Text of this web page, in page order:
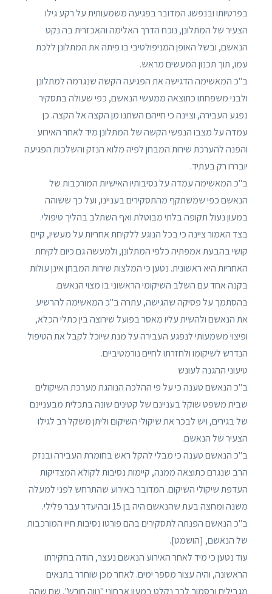
בפרטיותו ובנפשו. המדובר בפגיעה משמעותית על רקע גילו
הצעיר של המתלונן, נוכח הדרך האלימה והאכזרית בה נקט
הנאשם, ובשל האופן המניפולטיבי בו פיתה את המתלונן ללכת
עמו, תוך תכנון המעשים מראש.
ב"כ המאשימה הדגישה את הפגיעה הקשה שנגרמה למתלונן
ולבני משפחתו כתוצאה ממעשי הנאשם, כפי שעולה בתסקיר
נפגע העבירה, וציינה כי חייהם השתנו מן הקצה אל הקצה. כן
עמדה על מצבו הנפשי הקשה של המתלונן מיד לאחר האירוע
והפנה להערכת שירות המבחן לפיה מלוא הנזק והשלכות הפגיעה
יובררו רק בעתיד.
ב"כ המאשימה עמדה על נסיבותיו האישיות המורכבות של
הנאשם כפי שמשתקף מהתסקירים בעניינו, ועל כך ששוהה
במעון נעול תקופה בלתי מבוטלת ואף השתלב בהליך טיפולי.
בצד האמור ציינה כי בכל הנוגע ללקיחת אחריות על מעשיו, קיים
קושי בהבעת אמפתיה כלפי המתלונן, ולמעשה גם כיום לקיחת
האחריות היא ראשונית. נטען כי המלצות שירות המבחן אינן עולות
בקנה אחד עם השלב השיקומי הראשוני בו מצוי הנאשם.
בהסתמך על פסיקה שהגישה, עתרה ב"כ המאשימה להרשיע
את הנאשם ולהשית עליו מאסר בפועל שירוצה בין כתלי הכלא,
ופיצוי משמעותי לנפגע העבירה על מנת שיוכל לקבל את הטיפול
הנדרש לשיקומו ולחזרתו לחיים נורמטיביים.
טיעוני ההגנה לעונש
ב"כ הנאשם טענה כי על פי ההלכה הנוהגת מערכת השיקולים
שבית משפט שוקל בעניינם של קטינים שונה בתכלית מבעניינם
של בגירים, ויש לבכר את שיקולי השיקום וליתן משקל רב לגילו
הצעיר של הנאשם.
ב"כ הנאשם טענה כי מבלי להקל ראש בחומרת העבירה ובנזק
הרב שנגרם כתוצאה ממנה, קיימות נסיבות לקולא המצדיקות
העדפת שיקולי השיקום. המדובר באירוע שהתרחש לפני למעלה
משנה ומחצה בעת שהנאשם היה בן 15 ובהיעדר עבר פלילי.
ב"כ הנאשם הפנתה לתסקירים בהם פורטו נסיבות חייו המורכבות
של הנאשם, [הושמט].
עוד נטען כי מיד לאחר האירוע הנאשם נעצר, הודה בחקירתו
הראשונה, והיה עצור מספר ימים. לאחר מכן שוחרר בתנאים
מגבילים ובסמוך לכך נקלט במעון אבחוני "נווה חורש", שם שהה